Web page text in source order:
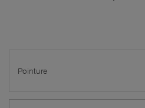
Pointure